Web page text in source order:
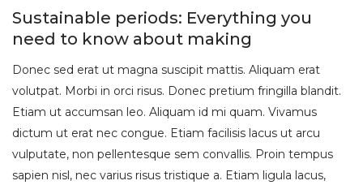
Sustainable periods: Everything you
need to know about making
Donec sed erat ut magna suscipit mattis. Aliquam erat
volutpat. Morbi in orci risus. Donec pretium fringilla blandit.
Etiam ut accumsan leo. Aliquam id mi quam. Vivamus
dictum ut erat nec congue. Etiam facilisis lacus ut arcu
vulputate, non pellentesque sem convallis. Proin tempus
sapien nisl, nec varius risus tristique a. Etiam ligula lacus,